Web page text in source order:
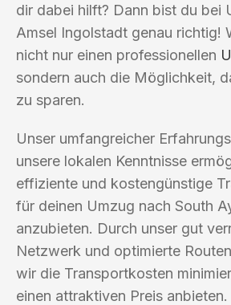
dir dabei hilft? Dann bist du bei
Amsel Ingolstadt genau richtig!
nicht nur einen professionellen
sondern auch die Möglichkeit,
zu sparen.
Unser umfangreicher
unsere lokalen Kenntnisse
effiziente und kostengünstige
für deinen Umzug nach South
anzubieten. Durch unser gut
Netzwerk und optimierte
wir die Transportkosten
einen attraktiven Preis anbieten.